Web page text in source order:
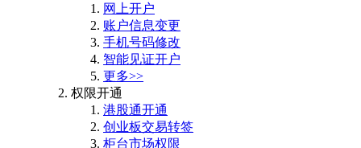
网上开户
账户信息变更
手机号码修改
智能见证开户
更多>>
权限开通
港股通开通
创业板交易转签
柜台市场权限